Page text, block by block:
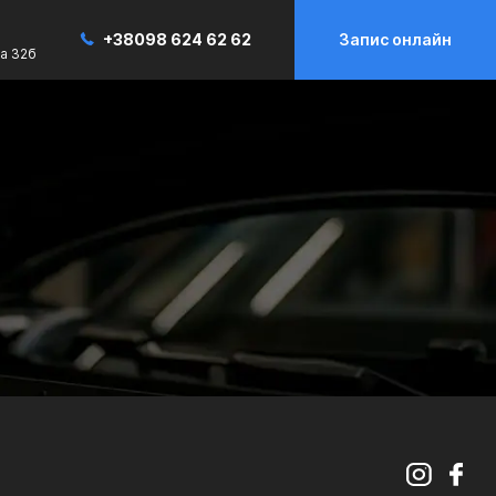
32б
+38098 624 62 62 Запис онлайн